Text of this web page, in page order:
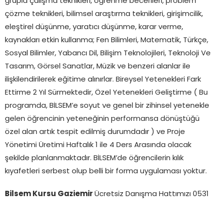
çözme teknikleri, bilimsel araştırma teknikleri, girişimcilik,
eleştirel düşünme, yaratıcı düşünme, karar verme,
kaynakları etkin kullanma; Fen Bilimleri, Matematik, Türkçe,
Sosyal Bilimler, Yabancı Dil, Bilişim Teknolojileri, Teknoloji Ve
Tasarım, Görsel Sanatlar, Müzik ve benzeri alanlar ile
ilişkilendirilerek eğitime alınırlar. Bireysel Yetenekleri Fark
Ettirme 2 Yıl Sürmektedir, Özel Yetenekleri Geliştirme ( Bu
programda, BİLSEM’e soyut ve genel bir zihinsel yetenekle
gelen öğrencinin yeteneğinin performansa dönüştüğü
özel alan artık tespit edilmiş durumdadır ) ve Proje
Yönetimi Üretimi Haftalık 1 ile 4 Ders Arasında olacak
şekilde planlanmaktadır. BİLSEM’de öğrencilerin kılık
kıyafetleri serbest olup belli bir forma uygulaması yoktur.
Bilsem Kursu Gaziemir Ücretsiz Danışma Hattımızı 0531